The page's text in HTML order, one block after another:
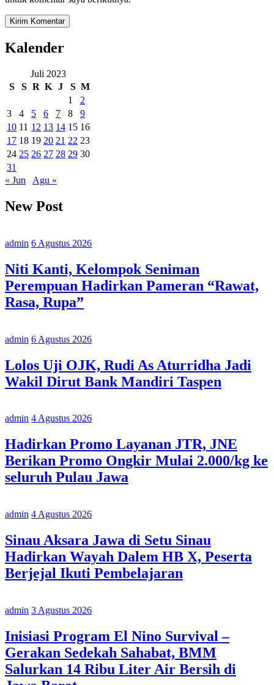
Kalender
Juli 2023
S
S R K J S M
1
2
3
4 5 6 7 8
9
10 11 12 13 14 15 16
17 18 19 20 21 22 23
24 25 26 27 28 29 30
31
« Jun
Agu »
New Post
admin 6 Agustus 2026
Niti Kanti, Kelompok Seniman
Perempuan Hadirkan Pameran “Rawat,
Rasa, Rupa”
admin 6 Agustus 2026
Lolos Uji OJK, Rudi As Aturridha Jadi
Wakil Dirut Bank Mandiri Taspen
admin 4 Agustus 2026
Hadirkan Promo Layanan JTR, JNE
Berikan Promo Ongkir Mulai 2.000/kg ke
seluruh Pulau Jawa
admin 4 Agustus 2026
Sinau Aksara Jawa di Setu Sinau
Hadirkan Wayah Dalem HB X, Peserta
Berjejal Ikuti Pembelajaran
admin 3 Agustus 2026
Inisiasi Program El Nino Survival –
Gerakan Sedekah Sahabat, BMM
Salurkan 14 Ribu Liter Air Bersih di